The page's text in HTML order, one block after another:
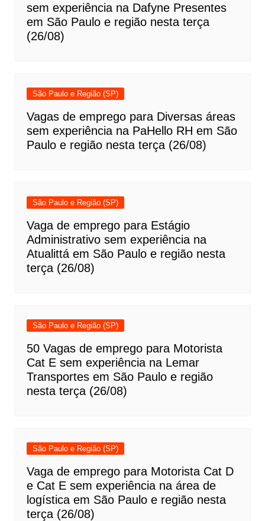
sem experiência na Dafyne Presentes
em São Paulo e região nesta terça
(26/08)
São Paulo e Região (SP)
Vagas de emprego para Diversas áreas
sem experiência na PaHello RH em São
Paulo e região nesta terça (26/08)
São Paulo e Região (SP)
Vaga de emprego para Estágio
Administrativo sem experiência na
Atualittá em São Paulo e região nesta
terça (26/08)
São Paulo e Região (SP)
50 Vagas de emprego para Motorista
Cat E sem experiência na Lemar
Transportes em São Paulo e região
nesta terça (26/08)
São Paulo e Região (SP)
Vaga de emprego para Motorista Cat D
e Cat E sem experiência na área de
logística em São Paulo e região nesta
terça (26/08)